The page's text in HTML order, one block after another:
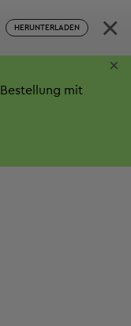
HERUNTERLADEN ×
mit
×